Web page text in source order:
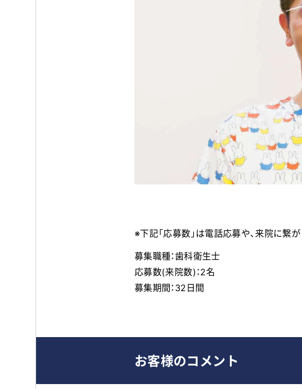
※下記「応募数」は電話応募や、来院に
募集職種：歯科衛生士
応募数(来院数)：2名
募集期間：32日間
お客様のコメント